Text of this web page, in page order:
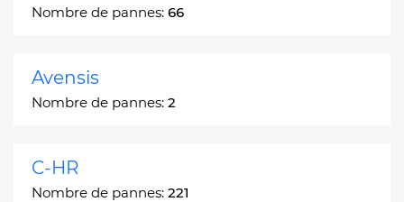
Nombre de pannes: 66
Avensis
Nombre de pannes: 2
C-HR
Nombre de pannes: 221